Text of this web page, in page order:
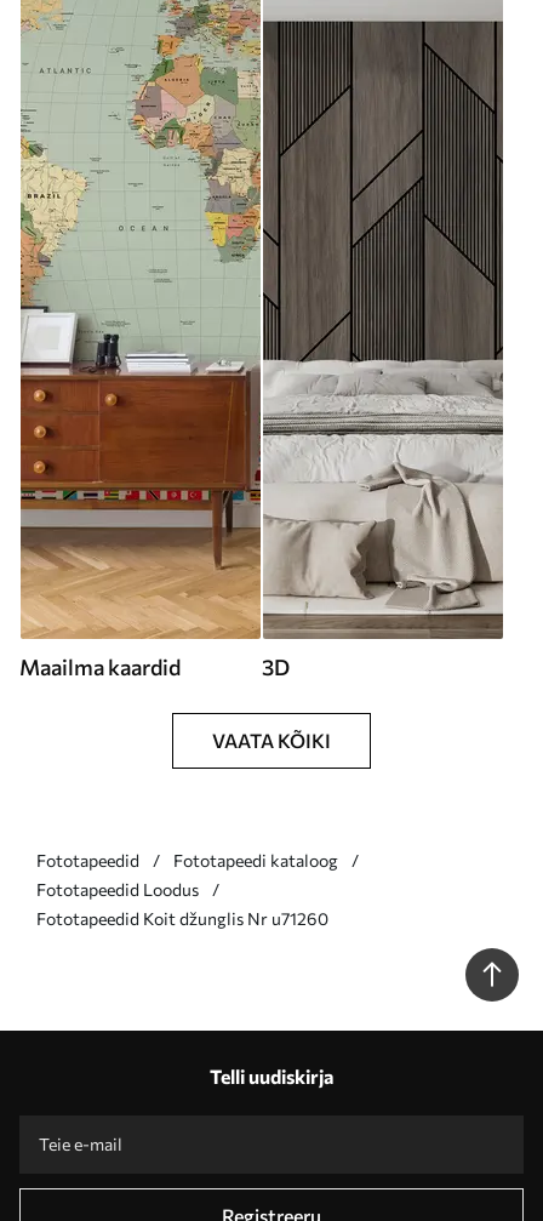
Maailma kaardid 3D
VAATA KÕIKI
Fototapeedid
Fototapeedi kataloog
Fototapeedid Loodus
Fototapeedid Koit džunglis Nr u71260
Telli uudiskirja
Registreeru